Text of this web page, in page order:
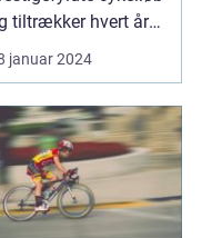
i
Verden
tiltrækker hvert år
januar 2024